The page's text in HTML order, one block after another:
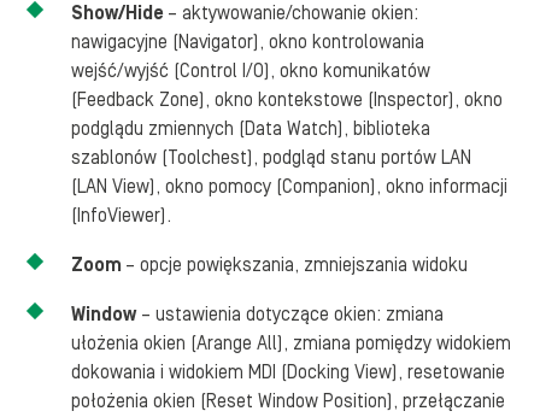
Show/Hide – aktywowanie/chowanie okien:
nawigacyjne (Navigator), okno kontrolowania
wejść/wyjść (Control I/O), okno komunikatów
(Feedback Zone), okno kontekstowe (Inspector), okno
podglądu zmiennych (Data Watch), biblioteka
szablonów (Toolchest), podgląd stanu portów LAN
(LAN View), okno pomocy (Companion), okno informacji
(InfoViewer).
Zoom – opcje powiększania, zmniejszania widoku
Window– ustawienia dotyczące okien: zmiana
ułożenia okien (Arange All), zmiana pomiędzy widokiem
dokowania i widokiem MDI (Docking View), resetowanie
położenia okien (Reset Window Position), przełączanie